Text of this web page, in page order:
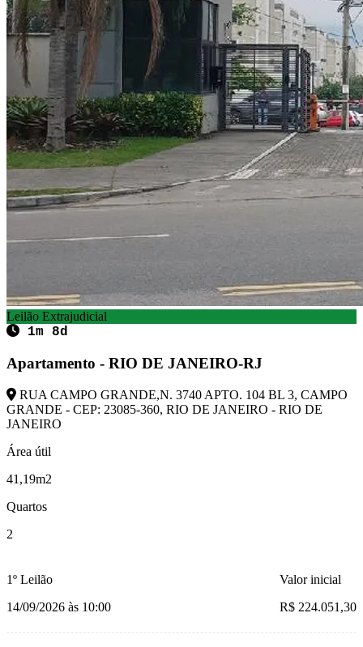
Leilão Extrajudicial
1m 8d
Apartamento - RIO DE JANEIRO-RJ
RUA CAMPO GRANDE,N. 3740 APTO. 104 BL 3, CAMPO
GRANDE - CEP: 23085-360, RIO DE JANEIRO - RIO DE
JANEIRO
Área útil
41,19m2
Quartos
2
1º Leilão
14/09/2026 às 10:00
Valor inicial
R$ 224.051,30